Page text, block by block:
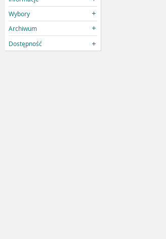
Wybory
Archiwum
Dostępność